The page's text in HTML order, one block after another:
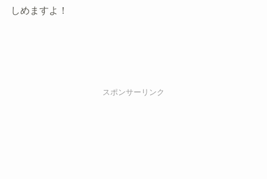
しめますよ！
スポンサーリンク